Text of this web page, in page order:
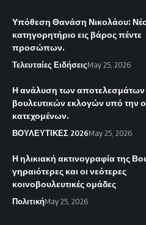
Υπόθεση Θανάση Νικολάου:
κατηγορητήριο εις βάρος πέντε
προσώπων.
Τελευταίες ΕιδήσειςMay 25, 2026
Η ανάλυση των
βουλευτικών εκλογών υπό την
κατεχομένων.
ΒΟΥΛΕΥΤΙΚΕΣ 2026May 25, 2026
Η ηλικιακή ακτινογραφία της
γηραιότερες και οι νεότερες
κοινοβουλευτικές ομάδες
ΠολιτικήMay 25, 2026